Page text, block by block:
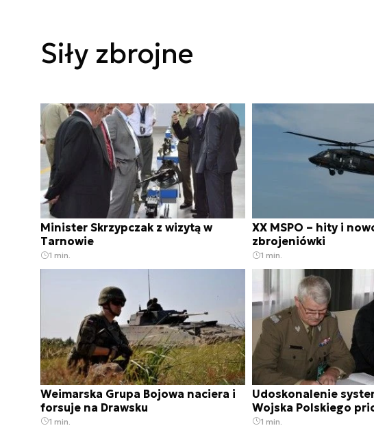
Siły zbrojne
Minister Skrzypczak z wizytą w
Tarnowie
1 min.
XX MSPO – hity i
zbrojeniówki
1 min.
Weimarska Grupa Bojowa naciera i
forsuje na Drawsku
1 min.
Udoskonalenie
Wojska Polskiego
1 min.